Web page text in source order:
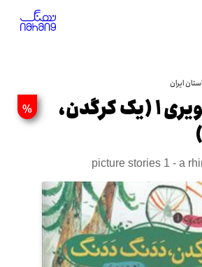
ایران
%
قصه‌های تصویری 1 (یک کرگدن،
picture stories 1 - a